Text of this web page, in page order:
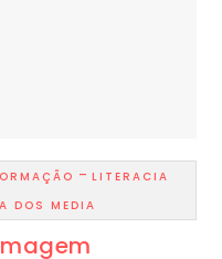
- LITERACIA
DOS MEDIA